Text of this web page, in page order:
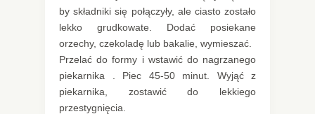
by składniki się połączyły, ale ciasto zostało
lekko grudkowate. Dodać posiekane
orzechy, czekoladę lub bakalie, wymieszać.
Przelać do formy i wstawić do nagrzanego
piekarnika . Piec 45-50 minut. Wyjąć z
piekarnika, zostawić do lekkiego
przestygnięcia.